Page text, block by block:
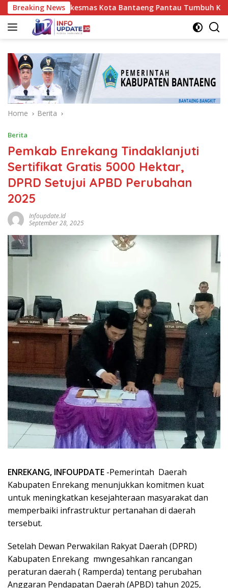
Skip
to
content
Breaking News
Puskesmas Kota Bantaeng Pantau Tumbuh Kembang
Home Berita
Berita
Pemkab Enrekang Tindaklanjuti
Sertifikat Gratis 5000 Hektar,
DPRD Setujui APBD Perubahan
2025
Infoupdate.id
September 28, 2025
ENREKANG, INFOUPDATE -Pemerintah Daerah
Kabupaten Enrekang menunjukkan komitmen kuat
untuk meningkatkan kesejahteraan masyarakat dan
memperbaiki infrastruktur pertanahan di daerah
tersebut.
Setelah Dewan Perwakilan Rakyat Daerah (DPRD)
Kabupaten Enrekang mwngesahkan rancangan
peraturan daerah ( Ramperda) tentang perubahan
Anggaran Pendapatan Daerah (APBD) tahun 2025,